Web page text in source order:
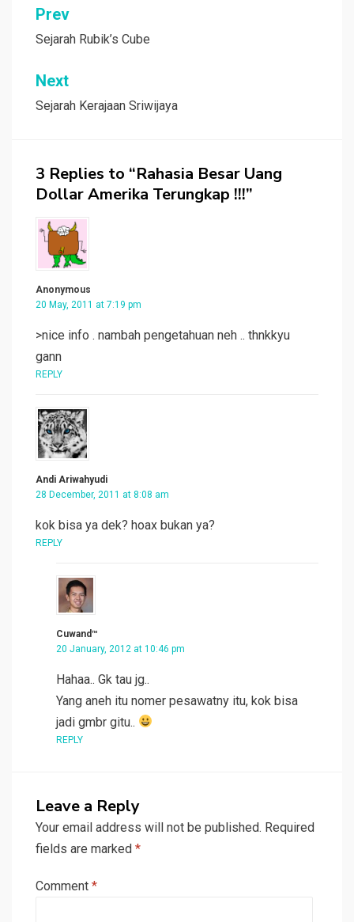
Post
navigation
Prev
Sejarah Rubik’s Cube
Next
Sejarah Kerajaan Sriwijaya
3 Replies to “Rahasia Besar Uang
Dollar Amerika Terungkap !!!”
Anonymous
20 May, 2011 at 7:19 pm
>nice info . nambah pengetahuan neh .. thnkkyu
gann
REPLY
Andi Ariwahyudi
28 December, 2011 at 8:08 am
kok bisa ya dek? hoax bukan ya?
REPLY
Cuwand™
20 January, 2012 at 10:46 pm
Hahaa.. Gk tau jg..
Yang aneh itu nomer pesawatny itu, kok bisa
jadi gmbr gitu..
REPLY
Leave a Reply
Your email address will not be published. Required
fields are marked *
Comment *